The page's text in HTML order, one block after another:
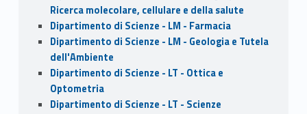
Ricerca molecolare, cellulare e della salute
Dipartimento di Scienze - LM - Farmacia
Dipartimento di Scienze - LM - Geologia e Tutela
dell'Ambiente
Dipartimento di Scienze - LT - Ottica e
Optometria
Dipartimento di Scienze - LT - Scienze